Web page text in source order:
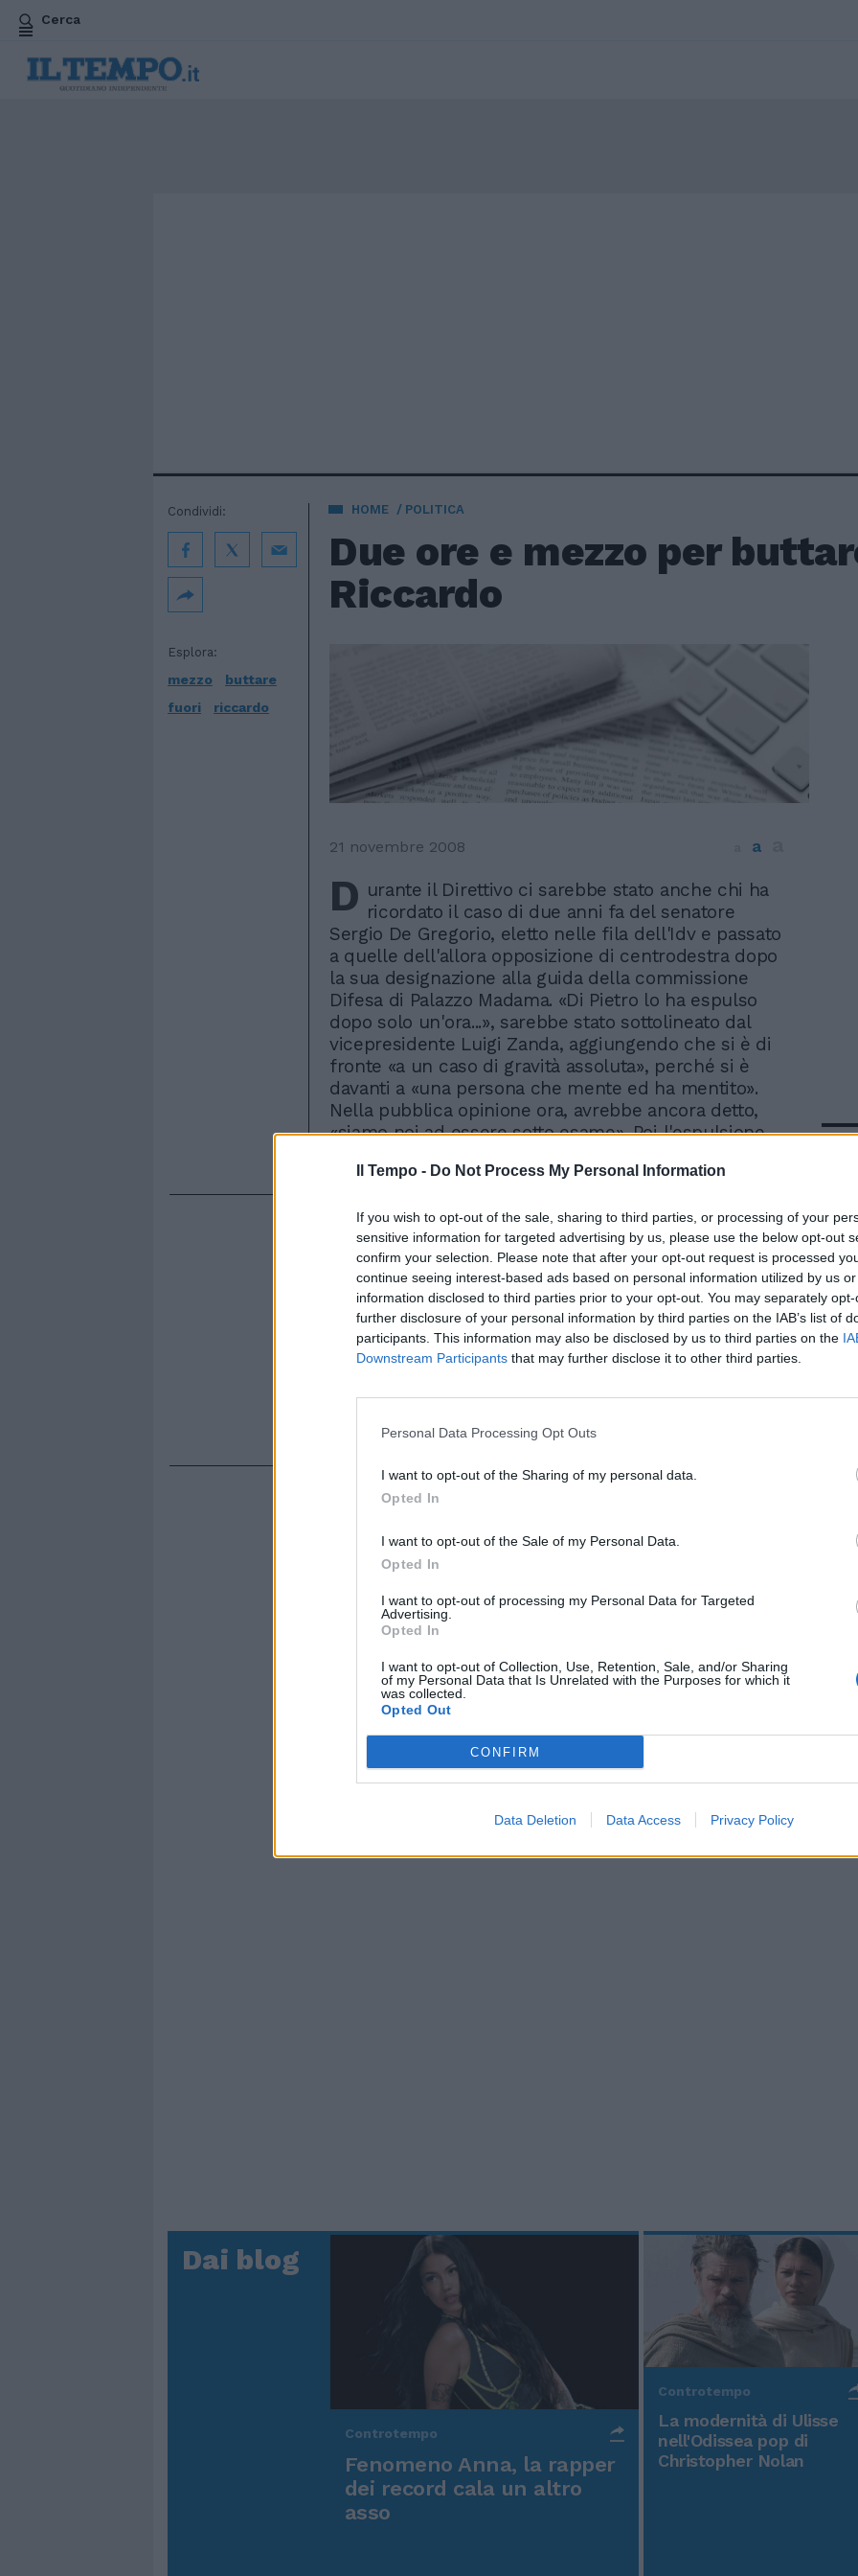
Il Tempo - Do Not Process My Personal Information
If you wish to opt-out of the sale, sharing to third parties, or processing of your
sensitive information for targeted advertising by us, please use the below opt-out
confirm your selection. Please note that after your opt-out request is processed
continue seeing interest-based ads based on personal information utilized by us
information disclosed to third parties prior to your opt-out. You may separately
further disclosure of your personal information by third parties on the IAB’s list of
participants. This information may also be disclosed by us to third parties on the
Downstream Participants that may further disclose it to other third parties.
Personal Data Processing Opt Outs
I want to opt-out of the Sharing of my personal data.
Opted In
I want to opt-out of the Sale of my Personal Data.
Opted In
I want to opt-out of processing my Personal Data for Targeted
Advertising.
Opted In
I want to opt-out of Collection, Use, Retention, Sale, and/or Sharing
of my Personal Data that Is Unrelated with the Purposes for which it
was collected.
Opted Out
CONFIRM
Data Deletion Data Access Privacy Policy
Cerca
HOME POLITICA
Due ore e mezzo per
Riccardo
Esplora:
mezzo
buttare
fuori
riccardo
Condividi:
21 novembre 2008 a
D urante il Direttivo ci sarebbe stato anche chi ha
ricordato il caso di due anni fa del senatore
Sergio De Gregorio, eletto nelle fila dell'Idv e passato
a quelle dell'allora opposizione di centrodestra dopo
la sua designazione alla guida della commissione
Difesa di Palazzo Madama. «Di Pietro lo ha espulso
dopo solo un'ora...», sarebbe stato sottolineato dal
vicepresidente Luigi Zanda, aggiungendo che si è di
fronte «a un caso di gravità assoluta», perché si è
davanti a «una persona che mente ed ha mentito».
Nella pubblica opinione ora, avrebbe ancora detto,
«siamo noi ad essere sotto esame». Poi l'espulsione.
In
Rudy Giuliani a Come States?
americana
Dai blog
Controtempo
Fenomeno Anna, la rapper
dei record cala un altro
asso
Controtempo
La modernità di Ulisse
nell'Odissea pop di
Christopher Nolan